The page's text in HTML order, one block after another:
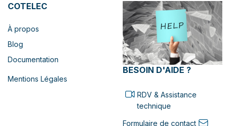
COTELEC
À propos
Blog
Documentation
Mentions Légales
BESOIN D'AIDE ?
RDV & Assistance
technique
Formulaire de contact